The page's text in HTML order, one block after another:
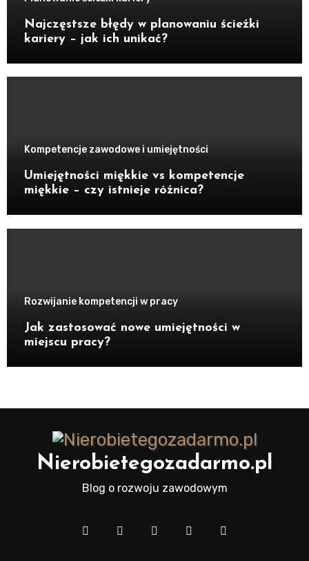
Najczęstsze błędy w planowaniu ścieżki
kariery – jak ich unikać?
Kompetencje zawodowe i umiejętności
Umiejętności miękkie vs kompetencje
miękkie – czy istnieje różnica?
Rozwijanie kompetencji w pracy
Jak zastosować nowe umiejętności w
miejscu pracy?
Nierobietegozadarmo.pl
Blog o rozwoju zawodowym